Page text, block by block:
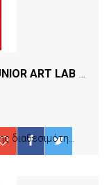
διαθεσιμότητα